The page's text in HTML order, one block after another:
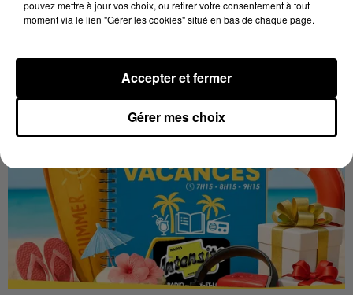
Voir plus
pouvez mettre à jour vos choix, ou retirer votre consentement à tout
moment via le lien "Gérer les cookies" situé en bas de chaque page.
Gérer mes choix
Accepter et fermer